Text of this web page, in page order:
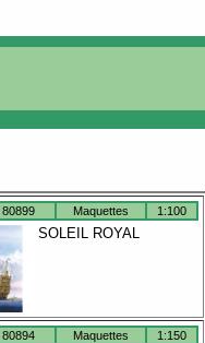
80899 Maquettes 1:100
SOLEIL ROYAL
80894 Maquettes 1:150